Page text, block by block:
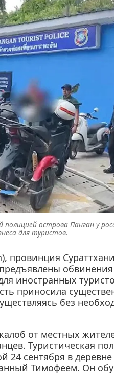
острова Панган у
для туристов.
провинция
иностранных
приносила
без
от местных
Туристическая
24 сентября в
Тимофеем. Он